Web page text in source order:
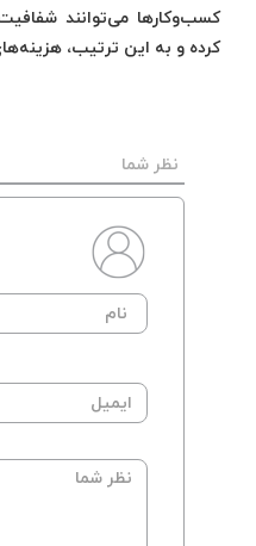
کسب‌وکارها می‌توانند
کرده و به این ترتیب،
نظر شما